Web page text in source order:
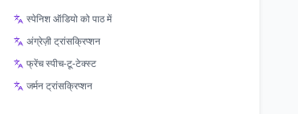
स्पेनिश ऑडियो को पाठ में
अंग्रेज़ी ट्रांसक्रिप्शन
फ्रेंच स्पीच-टू-टेक्स्ट
जर्मन ट्रांसक्रिप्शन